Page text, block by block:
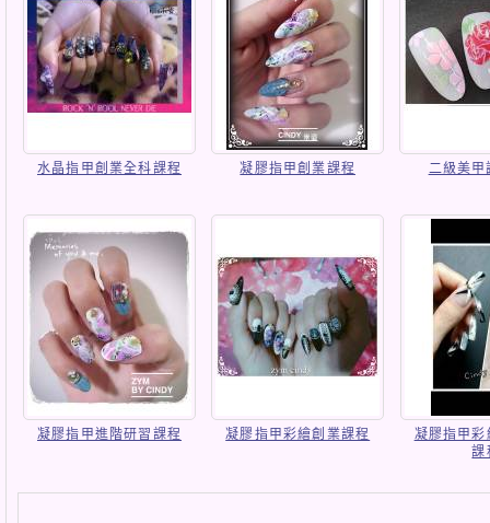
水晶指甲創業全科課程 凝膠指甲創業課程 二級美
凝膠指甲進階研習課程 凝膠指甲彩繪創業課程
凝膠指甲
課